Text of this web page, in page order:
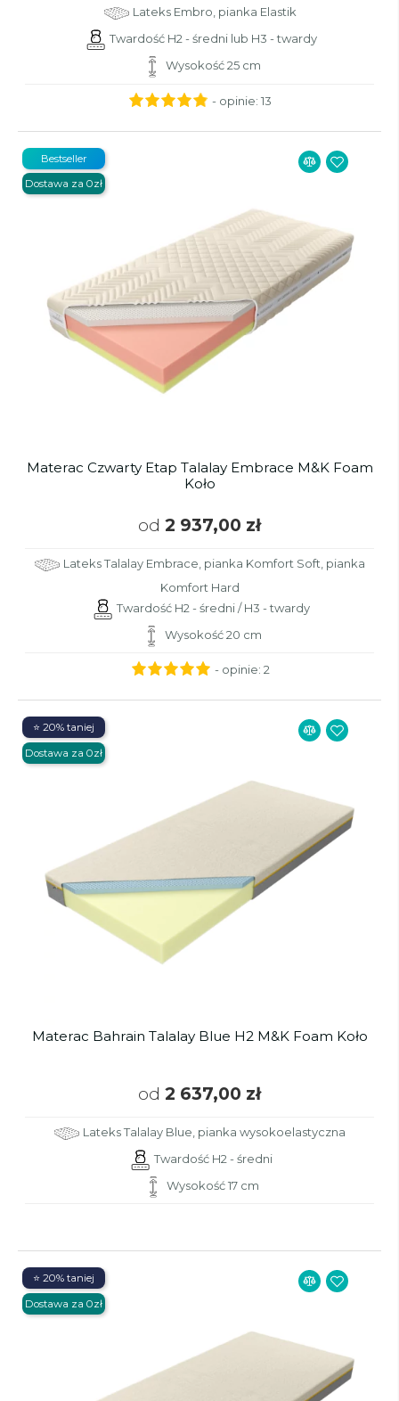
Lateks Embro, pianka Elastik
Twardość H2 - średni lub H3 - twardy
Wysokość 25 cm
- opinie: 13
Materac Czwarty Etap Talalay Embrace M&K Foam
Koło
od 2 937,00 zł
Lateks Talalay Embrace, pianka Komfort Soft, pianka
Komfort Hard
Twardość H2 - średni / H3 - twardy
Wysokość 20 cm
Bestseller
Dostawa za 0zł
- opinie: 2
Materac Bahrain Talalay Blue H2 M&K Foam Koło
od 2 637,00 zł
Lateks Talalay Blue, pianka wysokoelastyczna
Twardość H2 - średni
Wysokość 17 cm
⭐ 20% taniej
Dostawa za 0zł
⭐ 20% taniej
Dostawa za 0zł